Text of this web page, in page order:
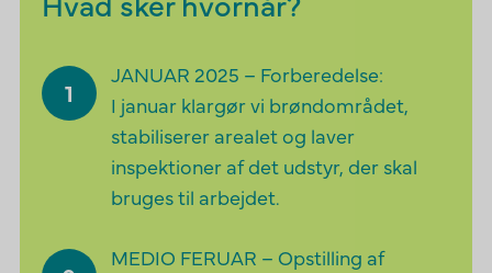
JANUAR 2025 – Forberedelse:
I januar klargør vi brøndområdet,
stabiliserer arealet og laver
inspektioner af det udstyr, der skal
bruges til arbejdet.
MEDIO FERUAR – Opstilling af